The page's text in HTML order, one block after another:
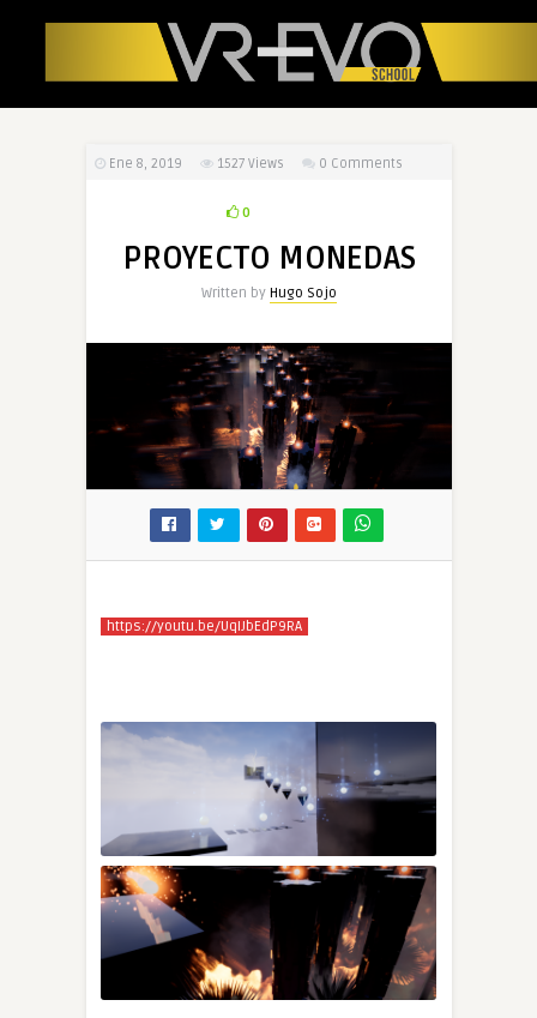
Ene 8, 2019 1527 Views 0 Comments
0
PROYECTO MONEDAS
Written by Hugo Sojo
https://youtu.be/UqIJbEdP9RA